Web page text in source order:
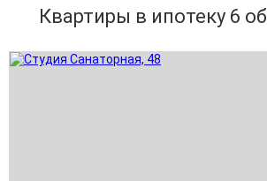
Квартиры в ипотеку 6